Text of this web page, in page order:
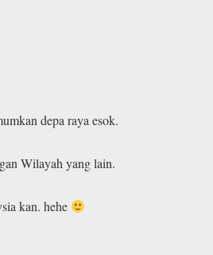
depa raya esok.
Wilayah yang lain.
kan. hehe